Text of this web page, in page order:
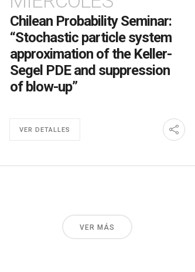
Chilean Probability Seminar:
“Stochastic particle system
approximation of the Keller-
Segel PDE and suppression
of blow-up”
VER DETALLES
VER MÁS